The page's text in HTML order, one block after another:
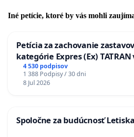
Iné petície, ktoré by vás mohli
Petícia za zachovanie
kategórie Expres (Ex)
stanici Púchov
4 530 podpisov
1 388 Podpisy / 30 dni
8 Jul 2026
Spoločne za budúcnosť